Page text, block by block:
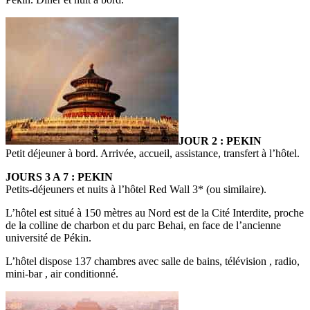
JOUR 2 : PEKIN
Petit déjeuner à bord. Arrivée, accueil, assistance, transfert à l’hôtel.
JOURS 3 A 7 : PEKIN
Petits-déjeuners et nuits à l’hôtel Red Wall 3* (ou similaire).
L’hôtel est situé à 150 mètres au Nord est de la Cité Interdite, proche
de la colline de charbon et du parc Behai, en face de l’ancienne
université de Pékin.
L’hôtel dispose 137 chambres avec salle de bains, télévision , radio,
mini-bar , air conditionné.